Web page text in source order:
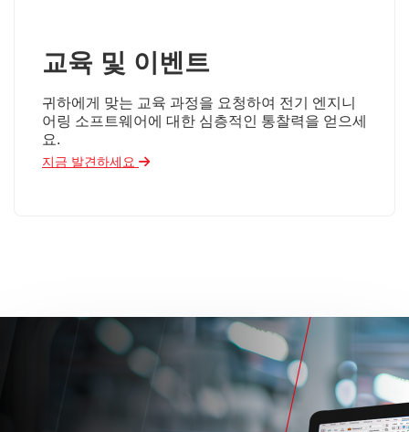
교육 및 이벤트
귀하에게 맞는 교육 과정을 요청하여 전기 엔지니
어링 소프트웨어에 대한 심층적인 통찰력을 얻으세
요.
지금 발견하세요